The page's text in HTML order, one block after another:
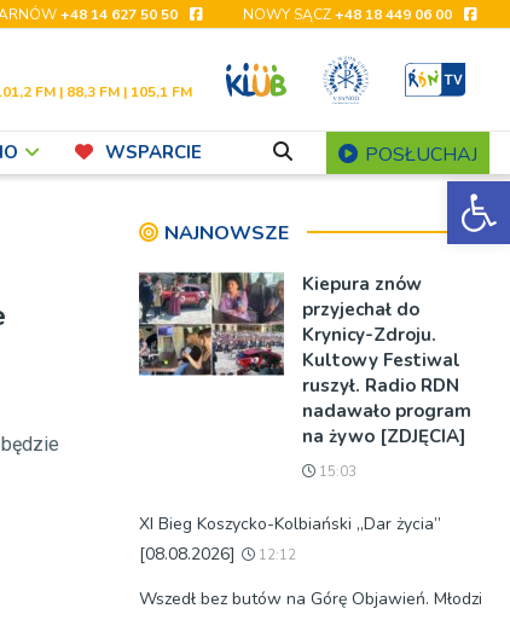
+48 14 627 50 50 NOWY SĄCZ+48 18 449 06 00
FM | 88,3 FM | 105,1 FM
WSPARCIE POSŁUCHAJ
NAJNOWSZE
Kiepura znów
przyjechał do
Krynicy-Zdroju.
Kultowy Festiwal
ruszył. Radio RDN
nadawało program
na żywo [ZDJĘCIA]
15:03
XI Bieg Koszycko-Kolbiański „Dar życia”
[08.08.2026]
12:12
Wszedł bez butów na Górę Objawień. Młodzi